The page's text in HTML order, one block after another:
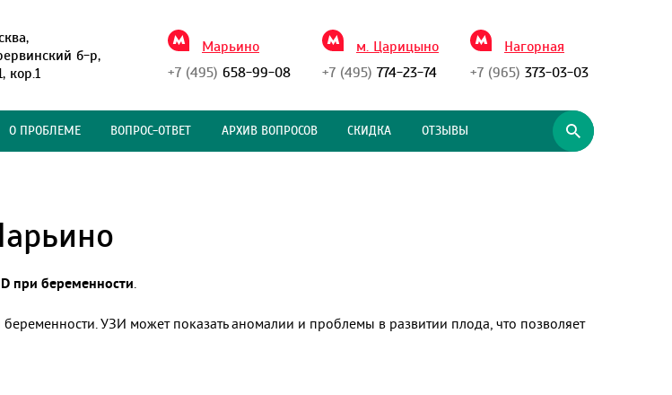
б-р,
кор.1
Марьино
+7 (495) 658-99-08
м. Царицыно
+7 (495) 774-23-74
Нагорная
+7 (965) 373-03-03
О ПРОБЛЕМЕ ВОПРОС-ОТВЕТ АРХИВ ВОПРОСОВ СКИДКА ОТЗЫВЫ
при беременности.
УЗИ может показать аномалии и проблемы в развитии плода, что позволяет